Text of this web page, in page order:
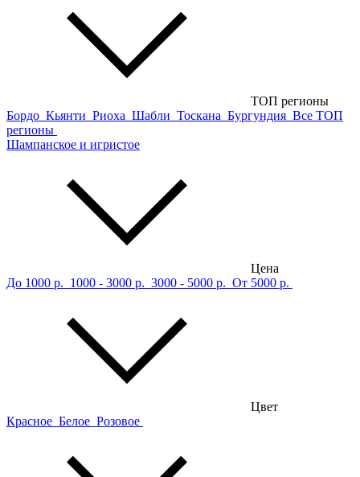
ТОП регионы
Бордо Кьянти Риоха Шабли Тоскана Бургундия Все ТОП
регионы
Шампанское и игристое
Цена
До 1000 р. 1000 - 3000 р. 3000 - 5000 р. От 5000 р.
Цвет
Красное Белое Розовое